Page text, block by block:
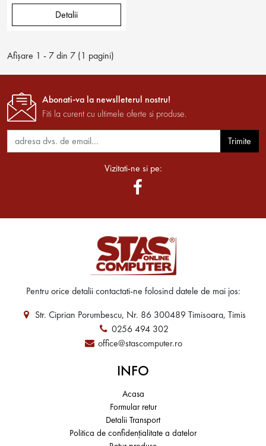
Detalii
Afişare 1 - 7 din 7 (1 pagini)
Abonati-va la newslleterul nostru!
Fiti la curent cu ultimele oferte si produse.
Trimite
Vizitati-ne si pe:
Pentru orice detalii contactati-ne folosind datele de mai jos:
Str. Ciprian Porumbescu, Nr. 86 300489 Timisoara, Timis
0256 494 302
office@stascomputer.ro
INFO
Acasa
Formular retur
Detalii Transport
Politica de confidențialitate a datelor